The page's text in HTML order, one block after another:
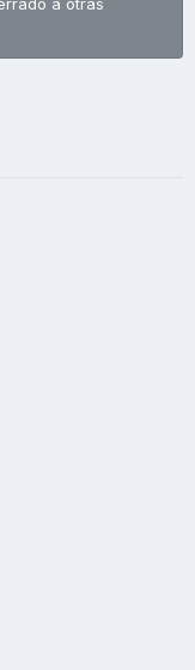
a otras